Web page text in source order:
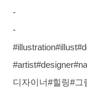
-
-
디자이너#힐링#그